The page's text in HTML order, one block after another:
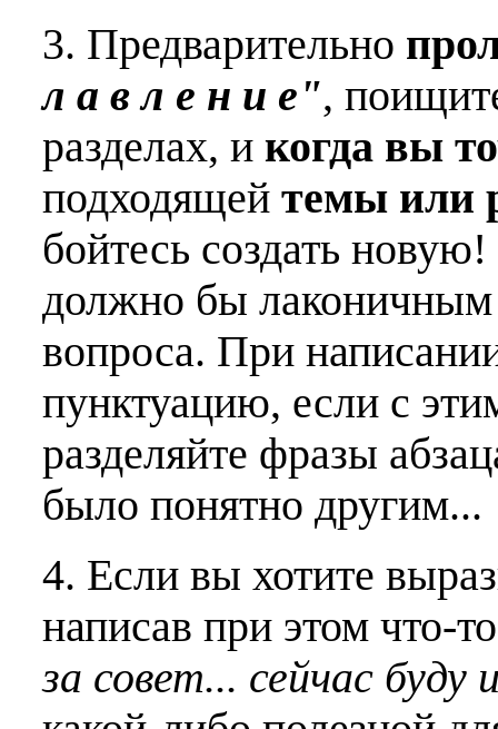
3. Предварительно
л а в л е н и е",
разделах, и когда вы
подходящей темы или
бойтесь создать
должно бы лаконичным
вопроса. При
пунктуацию, если с
разделяйте фразы
было понятно другим...
4. Если вы хотите
написав при этом что-
за совет... сейчас буду